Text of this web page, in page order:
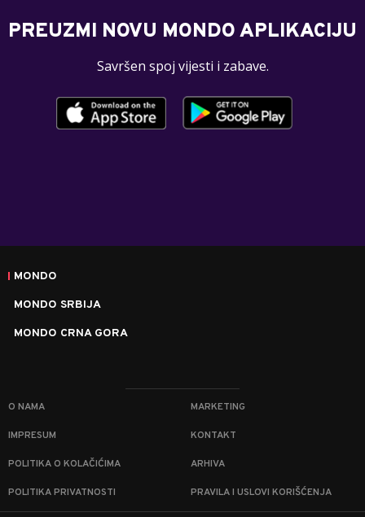
PREUZMI NOVU MONDO APLIKACIJU
Savršen spoj vijesti i zabave.
MONDO
MONDO SRBIJA
MONDO CRNA GORA
O NAMA MARKETING
IMPRESUM KONTAKT
POLITIKA O KOLAČIĆIMA ARHIVA
POLITIKA PRIVATNOSTI PRAVILA I USLOVI KORIŠĆENJA